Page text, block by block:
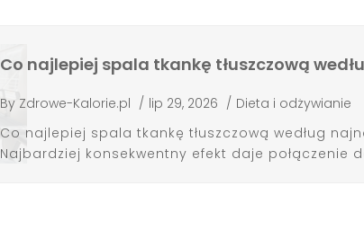
Co najlepiej spala tkankę tłuszczową
By Zdrowe-Kalorie.pl / lip 29, 2026 / Dieta i odżywianie
Co najlepiej spala tkankę tłuszczową według
Najbardziej konsekwentny efekt daje połączenie